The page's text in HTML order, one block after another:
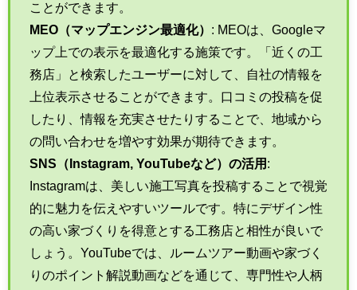
ことができます。
MEO（マップエンジン最適化） : MEOは、Googleマ
ップ上での表示を最適化する施策です。「近くの工
務店」と検索したユーザーに対して、自社の情報を
上位表示させることができます。口コミの投稿を促
したり、情報を充実させたりすることで、地域から
の問い合わせを増やす効果が期待できます。
SNS（Instagram, YouTubeなど）の活用 :
Instagramは、美しい施工写真を投稿することで視覚
的に魅力を伝えやすいツールです。特にデザイン性
の高い家づくりを得意とする工務店と相性が良いで
しょう。YouTubeでは、ルームツアー動画や家づく
りのポイント解説動画などを通じて、専門性や人柄